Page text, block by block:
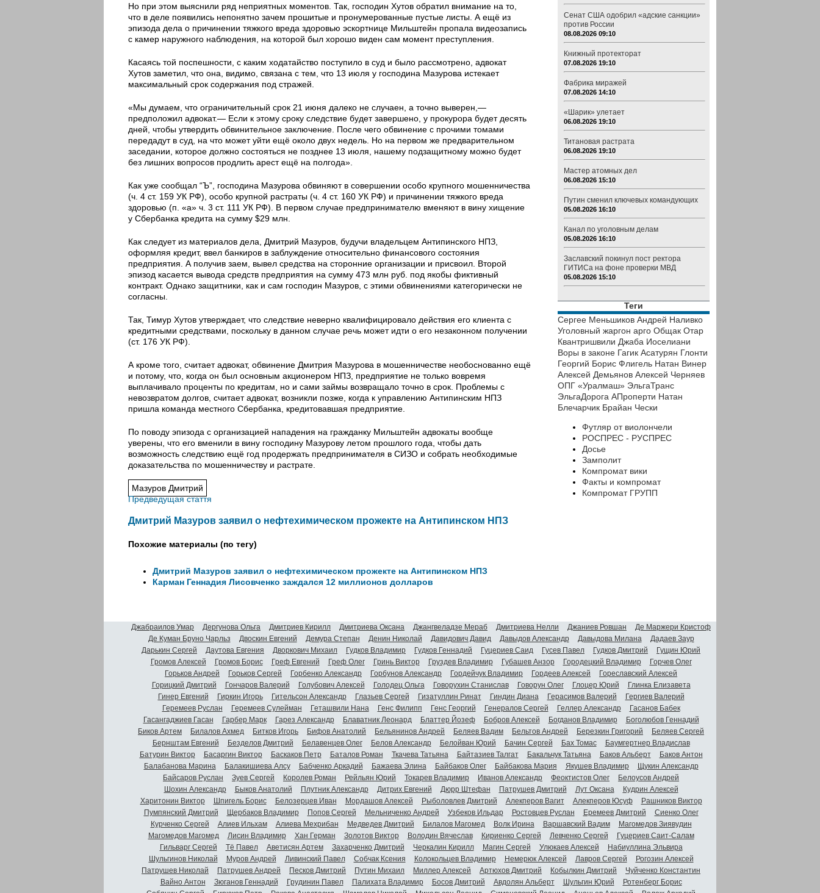
Но при этом выяснили ряд неприятных моментов. Так, господин Хутов обратил внимание на то,
что в деле появились непонятно зачем прошитые и пронумерованные пустые листы. А ещё из
эпизода дела о причинении тяжкого вреда здоровью эскортнице Мильштейн пропала видеозапись
с камер наружного наблюдения, на которой был хорошо виден сам момент преступления.
Касаясь той поспешности, с каким ходатайство поступило в суд и было рассмотрено, адвокат
Хутов заметил, что она, видимо, связана с тем, что 13 июля у господина Мазурова истекает
максимальный срок содержания под стражей.
«Мы думаем, что ограничительный срок 21 июня далеко не случаен, а точно выверен,—
предположил адвокат.— Если к этому сроку следствие будет завершено, у прокурора будет десять
дней, чтобы утвердить обвинительное заключение. После чего обвинение с прочими томами
передадут в суд, на что может уйти ещё около двух недель. Но на первом же предварительном
заседании, которое должно состояться не позднее 13 июля, нашему подзащитному можно будет
без лишних вопросов продлить арест ещё на полгода».
Как уже сообщал “Ъ”, господина Мазурова обвиняют в совершении особо крупного мошенничества
(ч. 4 ст. 159 УК РФ), особо крупной растраты (ч. 4 ст. 160 УК РФ) и причинении тяжкого вреда
здоровью (п. «а» ч. 3 ст. 111 УК РФ). В первом случае предпринимателю вменяют в вину хищение
у Сбербанка кредита на сумму $29 млн.
Как следует из материалов дела, Дмитрий Мазуров, будучи владельцем Антипинского НПЗ,
оформляя кредит, ввел банкиров в заблуждение относительно финансового состояния
предприятия. А получив заем, вывел средства на сторонние организации и присвоил. Второй
эпизод касается вывода средств предприятия на сумму 473 млн руб. под якобы фиктивный
контракт. Однако защитники, как и сам господин Мазуров, с этими обвинениями категорически не
согласны.
Так, Тимур Хутов утверждает, что следствие неверно квалифицировало действия его клиента с
кредитными средствами, поскольку в данном случае речь может идти о его незаконном получении
(ст. 176 УК РФ).
А кроме того, считает адвокат, обвинение Дмитрия Мазурова в мошенничестве необоснованно ещё
и потому, что, когда он был основным акционером НПЗ, предприятие не только вовремя
выплачивало проценты по кредитам, но и сами займы возвращало точно в срок. Проблемы с
невозвратом долгов, считает адвокат, возникли позже, когда к управлению Антипинским НПЗ
пришла команда местного Сбербанка, кредитовавшая предприятие.
По поводу эпизода с организацией нападения на гражданку Мильштейн адвокаты вообще
уверены, что его вменили в вину господину Мазурову летом прошлого года, чтобы дать
возможность следствию ещё год продержать предпринимателя в СИЗО и собрать необходимые
доказательства по мошенничеству и растрате.
Мазуров Дмитрий
Предведущая стаття
Дмитрий Мазуров заявил о нефтехимическом прожекте на Антипинском НПЗ
Похожие материалы (по тегу)
Дмитрий Мазуров заявил о нефтехимическом прожекте на Антипинском НПЗ
Карман Геннадия Лисовченко заждался 12 миллионов долларов
Сенат США одобрил «адские санкции»
против России
08.08.2026 09:10
Книжный протекторат
07.08.2026 19:10
Фабрика миражей
07.08.2026 14:10
«Шарик» улетает
06.08.2026 19:10
Титановая растрата
06.08.2026 19:10
Мастер атомных дел
06.08.2026 15:10
Путин сменил ключевых командующих
05.08.2026 16:10
Канал по уголовным делам
05.08.2026 16:10
Заславский покинул пост ректора
ГИТИСа на фоне проверки МВД
05.08.2026 15:10
Теги
Сергее Меньшиков Андрей Наливко
Уголовный жаргон арго Общак Отар
Квантришвили Джаба Иоселиани
Воры в законе Гагик Асатурян Глонти
Георгий Борис Флигель Натан Винер
Алексей Демьянов Алексей Черняев
ОПГ «Уралмаш» ЭльгаТранс
ЭльгаДорога АПроперти Натан
Блечарчик Брайан Чески
Футляр от виолончели
РОСПРЕС - РУСПРЕС
Досье
Замполит
Компромат вики
Факты и компромат
Компромат ГРУПП
Джабраилов Умар Дергунова Ольга Дмитриев Кирилл Дмитриева Оксана Джангвеладзе Мераб Дмитриева Нелли Джаниев Ровшан
Де Маржери Кристоф
Де Куман Бруно Чарльз
Двоскин Евгений Демура Степан Денин Николай Давидович Давид Давыдов Александр Давыдова Милана
Дадаев Заур
Дарькин Сергей
Даутова Евгения Дворкович Михаил Гудков Владимир Гудков Геннадий Гуцериев Саид Гусев Павел Гудков Дмитрий
Гущин Юрий
Громов Алексей
Громов Борис Греф Евгений Греф Олег Гринь Виктор Груздев Владимир Губашев Анзор Городецкий Владимир
Горчев Олег
Горьков Андрей
Горьков Сергей Горбенко Александр Горбунов Александр Гордейчук Владимир Гордеев Алексей
Гореславский Алексей
Горицкий Дмитрий
Гончаров Валерий Голубович Алексей Голодец Ольга Говорухин Станислав Говорун Олег Глоцер Юрий
Глинка Елизавета
Гинер Евгений
Гиркин Игорь Гительсон Александр Глазьев Сергей Гизатуллин Ринат Гиндин Диана Герасимов Валерий
Гергиев Валерий
Геремеев Руслан
Геремеев Сулейман Геташвили Нана Генс Филипп Генс Георгий Генералов Сергей Геллер Александр
Гасанов Бабек
Гасангаджиев Гасан
Гарбер Марк Гарез Александр Блаватник Леонард Блаттер Йозеф Бобров Алексей Богданов Владимир
Боголюбов Геннадий
Биков Артем
Билалов Ахмед Битков Игорь Бифов Анатолий Бельянинов Андрей Беляев Вадим Бельтов Андрей Березкин Григорий
Беляев Сергей
Бернштам Евгений
Безделов Дмитрий Белавенцев Олег Белов Александр Белойван Юрий Бачин Сергей Бах Томас
Баумгертнер Владислав
Батурин Виктор
Басаргин Виктор Баскаков Петр Баталов Роман Ткачева Татьяна Байтазиев Талгат Бакальчук Татьяна Баков Альберт
Баков Антон
Балабанова Марина
Балакишиева Алсу Бабченко Аркадий Бажаева Элина Байбаков Олег Байбакова Мария Якушев Владимир
Щукин Александр
Байсаров Руслан
Зуев Сергей Королев Роман Рейльян Юрий Токарев Владимир Иванов Александр Феоктистов Олег
Белоусов Андрей
Шохин Александр
Быков Анатолий Плутник Александр Дитрих Евгений Дюрр Штефан Патрушев Дмитрий Лут Оксана
Кудрин Алексей
Харитонин Виктор
Шпигель Борис Белозерцев Иван Мордашов Алексей Рыболовлев Дмитрий Алекперов Вагит Алекперов Юсуф
Рашников Виктор
Пумпянский Дмитрий
Щербаков Владимир Попов Сергей Мельниченко Андрей Узбеков Ильдар Ростовцев Руслан Еремеев Дмитрий
Сиенко Олег
Курченко Сергей
Алиев Ильхам Алиева Мехрибан Медведев Дмитрий Билалов Магомед Волк Ирина Варшавский Вадим
Магомедов Зиявудин
Магомедов Магомед
Лисин Владимир Хан Герман Золотов Виктор Володин Вячеслав Кириенко Сергей Левченко Сергей
Гуцериев Саит-Салам
Гильварг Сергей
Тё Павел Аветисян Артем Захарченко Дмитрий Черкалин Кирилл Магин Сергей Улюкаев Алексей
Набиуллина Эльвира
Шульгинов Николай
Муров Андрей Ливинский Павел Собчак Ксения Колокольцев Владимир Немерюк Алексей Лавров Сергей
Рогозин Алексей
Патрушев Николай
Патрушев Андрей Песков Дмитрий Путин Михаил Миллер Алексей Артюхов Дмитрий Кобылкин Дмитрий
Чуйченко Константин
Вайно Антон
Зюганов Геннадий Грудинин Павел Палихата Владимир Босов Дмитрий Авдолян Альберт Шульгин Юрий
Ротенберг Борис